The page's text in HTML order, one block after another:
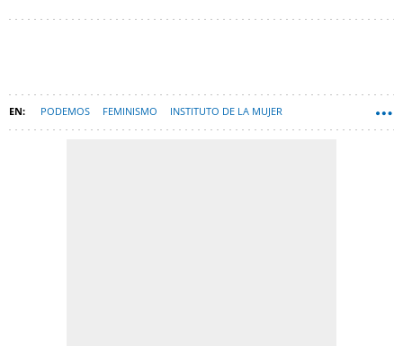
PODEMOS FEMINISMO INSTITUTO DE LA MUJER